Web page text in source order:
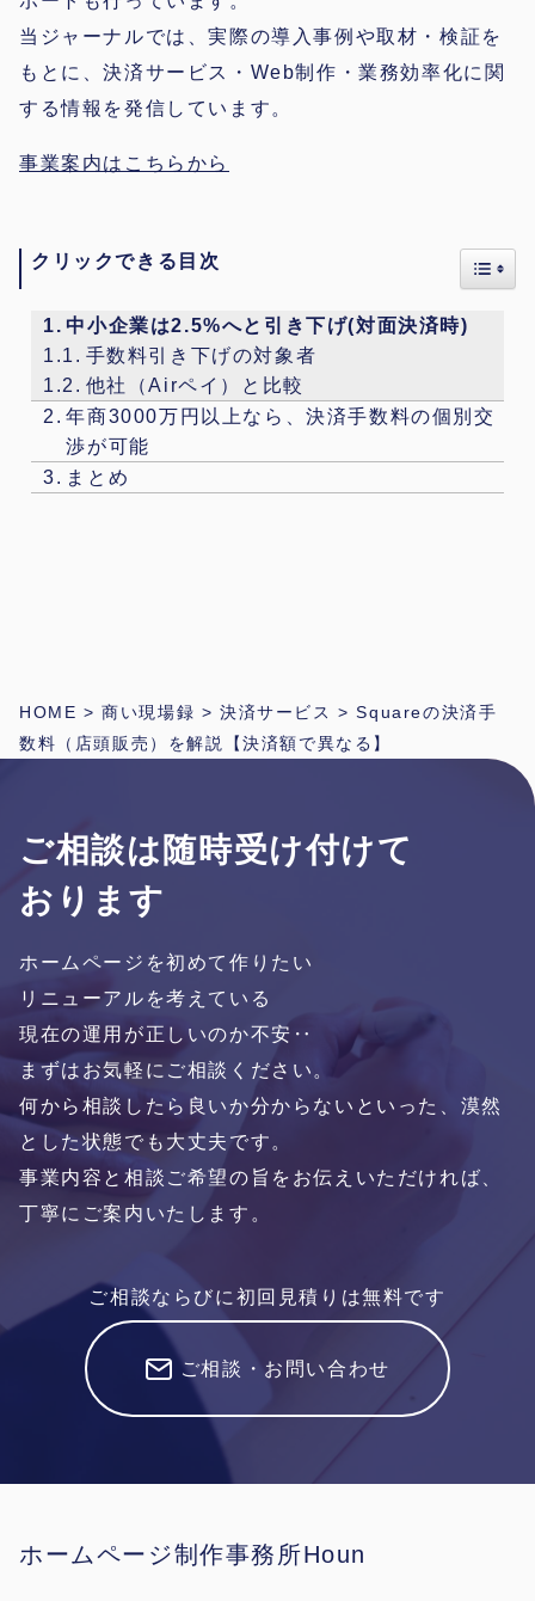
当ジャーナルでは、実際の導入事例や取材・検証を
もとに、決済サービス・Web制作・業務効率化に関
する情報を発信しています。
事業案内はこちらから
クリックできる目次
中小企業は2.5%へと引き下げ(対面決済時)
手数料引き下げの対象者
他社（Airペイ）と比較
年商3000万円以上なら、決済手数料の個別交
渉が可能
まとめ
HOME >商い現場録 >決済サービス >Squareの決済手
数料（店頭販売）を解説【決済額で異なる】
ご相談は随時受け付けて
おります
ホームページを初めて作りたい
リニューアルを考えている
現在の運用が正しいのか不安‥
まずはお気軽にご相談ください。
何から相談したら良いか分からないといった、漠然
とした状態でも大丈夫です。
事業内容と相談ご希望の旨をお伝えいただければ、
丁寧にご案内いたします。
ご相談ならびに初回見積りは無料です
ご相談・お問い合わせ
ホームページ制作事務所Houn